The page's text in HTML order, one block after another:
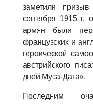
заметили
сентября 1915 г.
армян были
французских и
героической
австрийского
дней Муса-Дага».
Последним